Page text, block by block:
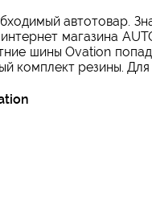
автотовар.
магазина
шины Ovation
комплект резины.